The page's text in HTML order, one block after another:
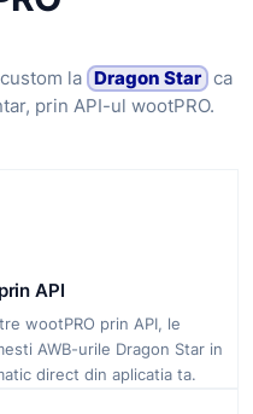
la Dragon Star ca
prin API-ul wootPRO.
API
wootPRO prin API, le
AWB-urile Dragon Star in
direct din aplicatia ta.